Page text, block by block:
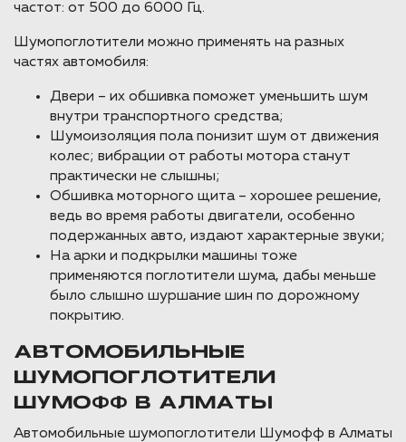
частот: от 500 до 6000 Гц.
Шумопоглотители можно применять на разных
частях автомобиля:
Двери – их обшивка поможет уменьшить шум
внутри транспортного средства;
Шумоизоляция пола понизит шум от движения
колес; вибрации от работы мотора станут
практически не слышны;
Обшивка моторного щита – хорошее решение,
ведь во время работы двигатели, особенно
подержанных авто, издают характерные звуки;
На арки и подкрылки машины тоже
применяются поглотители шума, дабы меньше
было слышно шуршание шин по дорожному
покрытию.
АВТОМОБИЛЬНЫЕ
ШУМОПОГЛОТИТЕЛИ
ШУМОФФ В АЛМАТЫ
Автомобильные шумопоглотители Шумофф в Алматы